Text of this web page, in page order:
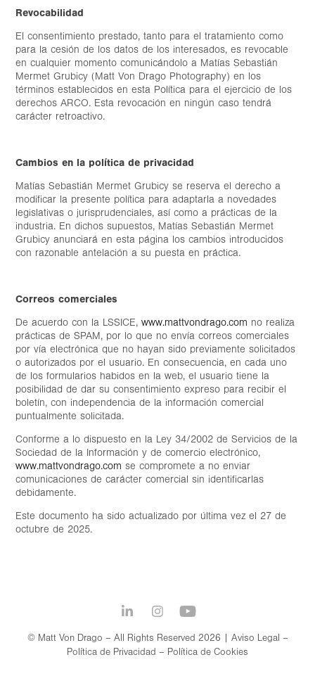
Revocabilidad
El consentimiento prestado, tanto para el tratamiento como
para la cesión de los datos de los interesados, es revocable
en cualquier momento comunicándolo a Matías Sebastián
Mermet Grubicy (Matt Von Drago Photography) en los
términos establecidos en esta Política para el ejercicio de los
derechos ARCO. Esta revocación en ningún caso tendrá
carácter retroactivo.
Cambios en la política de privacidad
Matías Sebastián Mermet Grubicy se reserva el derecho a
modificar la presente política para adaptarla a novedades
legislativas o jurisprudenciales, así como a prácticas de la
industria. En dichos supuestos, Matías Sebastián Mermet
Grubicy anunciará en esta página los cambios introducidos
con razonable antelación a su puesta en práctica.
Correos comerciales
De acuerdo con la LSSICE,www.mattvondrago.com no realiza
prácticas de SPAM, por lo que no envía correos comerciales
por vía electrónica que no hayan sido previamente solicitados
o autorizados por el usuario. En consecuencia, en cada uno
de los formularios habidos en la web, el usuario tiene la
posibilidad de dar su consentimiento expreso para recibir el
boletín, con independencia de la información comercial
puntualmente solicitada.
Conforme a lo dispuesto en la Ley 34/2002 de Servicios de la
Sociedad de la Información y de comercio electrónico,
www.mattvondrago.com se compromete a no enviar
comunicaciones de carácter comercial sin identificarlas
debidamente.
Este documento ha sido actualizado por última vez el 27 de
octubre de 2025.
© Matt Von Drago – All Rights Reserved 2026 | Aviso Legal –
Política de Privacidad – Política de Cookies